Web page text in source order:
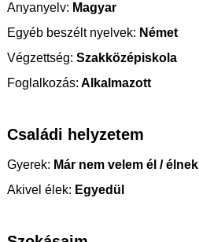
Anyanyelv: Magyar
Egyéb beszélt nyelvek: Német
Végzettség: Szakközépiskola
Foglalkozás: Alkalmazott
Családi helyzetem
Gyerek: Már nem velem él / élnek
Akivel élek: Egyedül